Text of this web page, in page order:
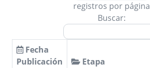
registros por página
Buscar:
Fecha
Publicación
Etapa